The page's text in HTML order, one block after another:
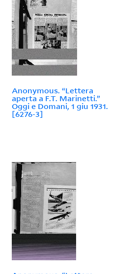
Anonymous. “Lettera
aperta a F.T. Marinetti.”
Oggi e Domani, 1 giu 1931.
[6276-3]